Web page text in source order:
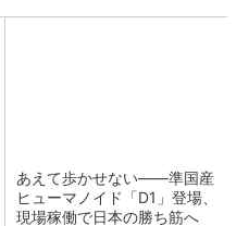
あえて歩かせない――準国産
ヒューマノイド「D1」登場、
現場稼働で日本の勝ち筋へ